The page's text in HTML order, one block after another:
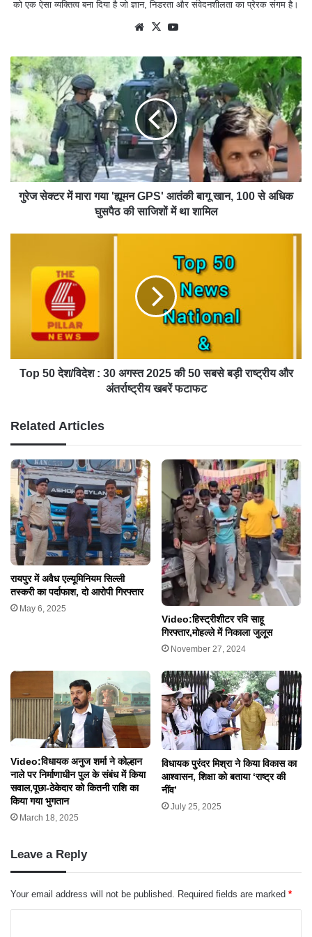
को एक ऐसा व्यक्तित्व बना दिया है जो ज्ञान, निडरता और संवेदनशीलता का प्रेरक संगम है।
We
e
X
be
गुरेज सेक्टर में मारा गया 'ह्यूमन GPS' आतंकी बागू खान, 100 से अधिक
घुसपैठ की साजिशों में था शामिल
Top 50 देश/विदेश : 30 अगस्त 2025 की 50 सबसे बड़ी राष्ट्रीय और
अंतर्राष्ट्रीय खबरें फटाफट
Related Articles
रायपुर में अवैध एल्यूमिनियम सिल्ली
तस्करी का पर्दाफाश, दो आरोपी गिरफ्तार
May 6, 2025
Video:हिस्ट्रीशीटर रवि साहू
गिरफ्तार,मोहल्ले में निकाला जुलूस
November 27, 2024
Video:विधायक अनुज शर्मा ने कोल्हान
नाले पर निर्माणाधीन पुल के संबंध में किया
सवाल,पूछा-ठेकेदार को कितनी राशि का
किया गया भुगतान
March 18, 2025
विधायक पुरंदर मिश्रा ने किया विकास का
आश्वासन, शिक्षा को बताया ‘राष्ट्र की
नींव’
July 25, 2025
Leave a Reply
Your email address will not be published. Required fields are marked *